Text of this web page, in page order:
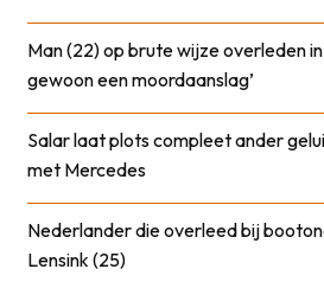
Man (22) op brute wijze overleden
gewoon een moordaanslag’
Salar laat plots compleet ander
met Mercedes
Nederlander die overleed bij
Lensink (25)